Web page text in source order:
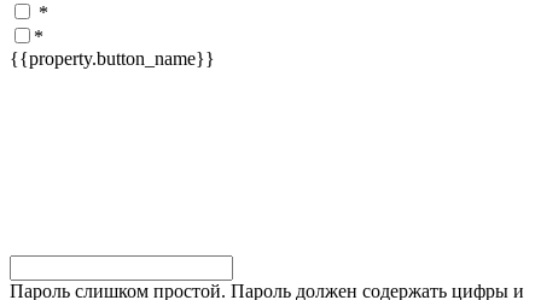
*
*
{{property.button_name}}
Пароль слишком простой. Пароль должен содержать цифры и